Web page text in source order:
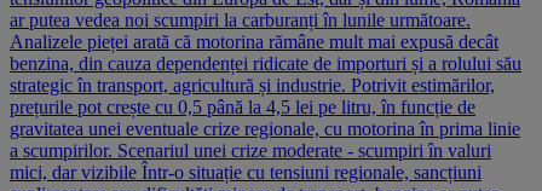
ar putea vedea noi scumpiri la carburanți în lunile următoare.
Analizele pieței arată că motorina rămâne mult mai expusă decât
benzina, din cauza dependenței ridicate de importuri și a rolului său
strategic în transport, agricultură și industrie. Potrivit estimărilor,
prețurile pot crește cu 0,5 până la 4,5 lei pe litru, în funcție de
gravitatea unei eventuale crize regionale, cu motorina în prima linie
a scumpirilor. Scenariul unei crize moderate - scumpiri în valuri
mici, dar vizibile Într-o situație cu tensiuni regionale, sancțiuni